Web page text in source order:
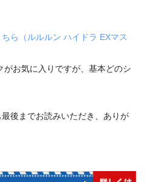
ちら（ルルルン ハイドラ EXマス
お気に入りですが、基本どのシ
後までお読みいただき、ありが